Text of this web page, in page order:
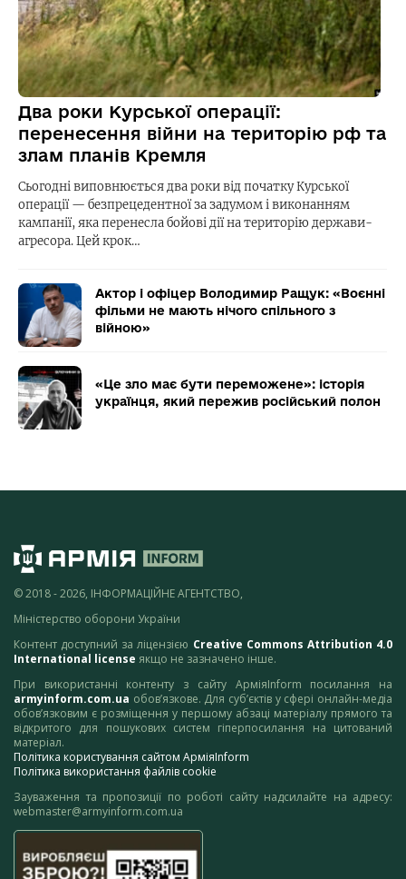
Два роки Курської операції:
перенесення війни на територію рф та
злам планів Кремля
Сьогодні виповнюється два роки від початку Курської
операції — безпрецедентної за задумом і виконанням
кампанії, яка перенесла бойові дії на територію держави-
агресора. Цей крок…
Актор і офіцер Володимир Ращук: «Воєнні
фільми не мають нічого спільного з
війною»
«Це зло має бути переможене»: історія
українця, який пережив російський полон
© 2018 - 2026, ІНФОРМАЦІЙНЕ АГЕНТСТВО,
Міністерство оборони України
Контент доступний за ліцензією Creative Commons Attribution 4.0
International license якщо не зазначено інше.
При використанні контенту з сайту АрміяInform посилання на
armyinform.com.ua обов’язкове. Для суб’єктів у сфері онлайн-медіа
обов’язковим є розміщення у першому абзаці матеріалу прямого та
відкритого для пошукових систем гіперпосилання на цитований
матеріал.
Політика користування сайтом АрміяInform
Політика використання файлів cookie
Зауваження та пропозиції по роботі сайту надсилайте на адресу:
webmaster@armyinform.com.ua